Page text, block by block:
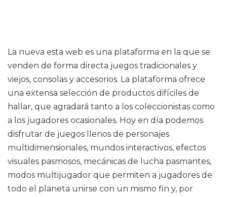
La nueva esta web es una plataforma en la que se
venden de forma directa juegos tradicionales y
viejos, consolas y accesorios. La plataforma ofrece
una extensa selección de productos difíciles de
hallar, que agradará tanto a los coleccionistas como
a los jugadores ocasionales. Hoy en día podemos
disfrutar de juegos llenos de personajes
multidimensionales, mundos interactivos, efectos
visuales pasmosos, mecánicas de lucha pasmantes,
modos multijugador que permiten a jugadores de
todo el planeta unirse con un mismo fin y, por